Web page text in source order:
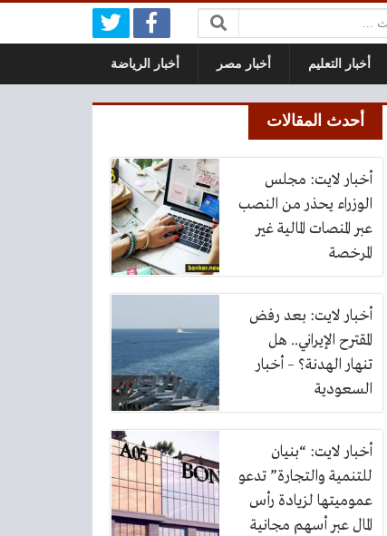
أخبار التعليم أخبار مصر أخبار الرياضة
أحدث المقالات
أخبار لايت: مجلس
الوزراء يحذر من النصب
عبر المنصات المالية غير
المرخصة
أخبار لايت: بعد رفض
المقترح الإيراني.. هل
تنهار الهدنة؟ – أخبار
السعودية
أخبار لايت: “بنيان
للتنمية والتجارة” تدعو
عموميتها لزيادة رأس
المال عبر أسهم مجانية